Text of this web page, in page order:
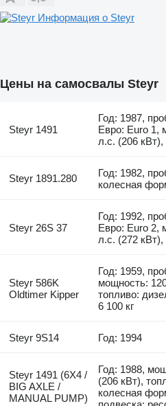
Информация о Steyr
Цены на самосвалы Steyr
Steyr 1491
Год: 1987,
Евро: Euro 1,
л.с. (206
Steyr 1891.280
Год: 1982,
колесная
Steyr 26S 37
Год: 1992,
Евро: Euro 2,
л.с. (272
Steyr 586K
Oldtimer Kipper
Год: 1959,
мощность:
топливо:
6 100 кг
Steyr 9S14 Год: 1994
Steyr 1491 (6X4 /
BIG AXLE /
MANUAL PUMP)
Год: 1988,
(206 кВт),
колесная